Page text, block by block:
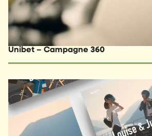
Unibet – Campagne 360